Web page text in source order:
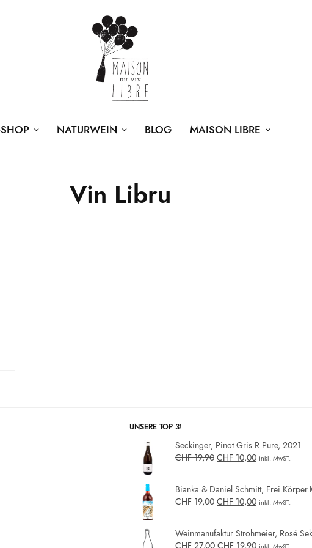
NATURWEIN BLOG MAISON LIBRE
Vin Libru
UNSERE TOP 3!
Seckinger, Pinot Gris R Pure, 2021
CHF19,90 CHF 10,00 inkl. MwST.
Bianka & Daniel Schmitt,
CHF19,00 CHF 10,00 inkl. MwST.
Weinmanufaktur Strohmeier, Rosé